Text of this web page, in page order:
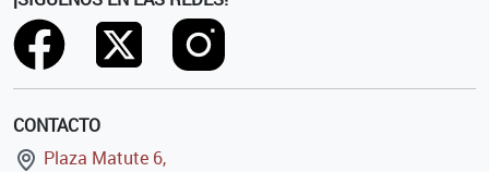
CONTACTO
Plaza Matute 6,